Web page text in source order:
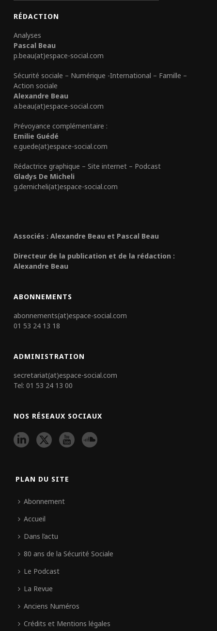
RÉDACTION
Analyses
Pascal Beau
p.beau(at)espace-social.com
Sécurité sociale – Numérique -International – Famille –
Action sociale
Alexandre Beau
a.beau(at)espace-social.com
Prévoyance complémentaire :
Emilie Guédé
e.guede(at)espace-social.com
Rédactrice graphique – Site internet – Podcast
Gladys De Micheli
g.demicheli(at)espace-social.com
Associés : Alexandre Beau et Pascal Beau
Directeur de la publication et de la rédaction :
Alexandre Beau
ABONNEMENTS
abonnements(at)espace-social.com
01 53 24 13 18
ADMINISTRATION
secretariat(at)espace-social.com
Tel: 01 53 24 13 00
NOS RÉSEAUX SOCIAUX
PLAN DU SITE
Abonnement
Accueil
Dans l’actu
80 ans de la Sécurité Sociale
Le Podcast
La Revue
Anciens Numéros
Crédits et Mentions légales